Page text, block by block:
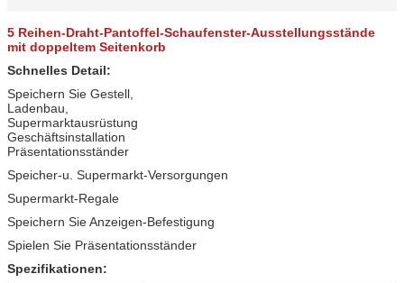
5 Reihen-Draht-Pantoffel-Schaufenster-Ausstellungsstände
mit doppeltem Seitenkorb
Schnelles Detail:
Speichern Sie Gestell,
Ladenbau,
Supermarktausrüstung
Geschäftsinstallation
Präsentationsständer
Speicher-u. Supermarkt-Versorgungen
Supermarkt-Regale
Speichern Sie Anzeigen-Befestigung
Spielen Sie Präsentationsständer
Spezifikationen: